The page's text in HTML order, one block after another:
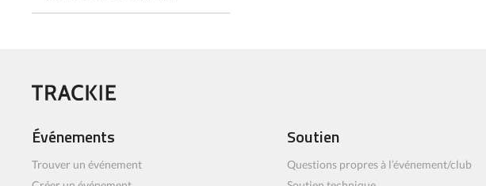
Événements
Trouver un événement
Soutien
Questions propres à l’événement/club